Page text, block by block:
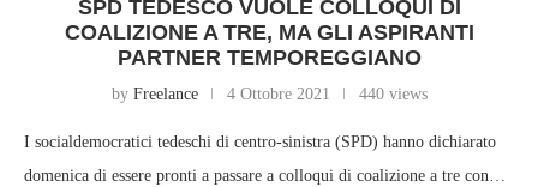
SPD TEDESCO VUOLE COLLOQUI DI
COALIZIONE A TRE, MA GLI ASPIRANTI
PARTNER TEMPOREGGIANO
by Freelance 4 Ottobre 2021 440 views
I socialdemocratici tedeschi di centro-sinistra (SPD) hanno dichiarato
domenica di essere pronti a passare a colloqui di coalizione a tre con…